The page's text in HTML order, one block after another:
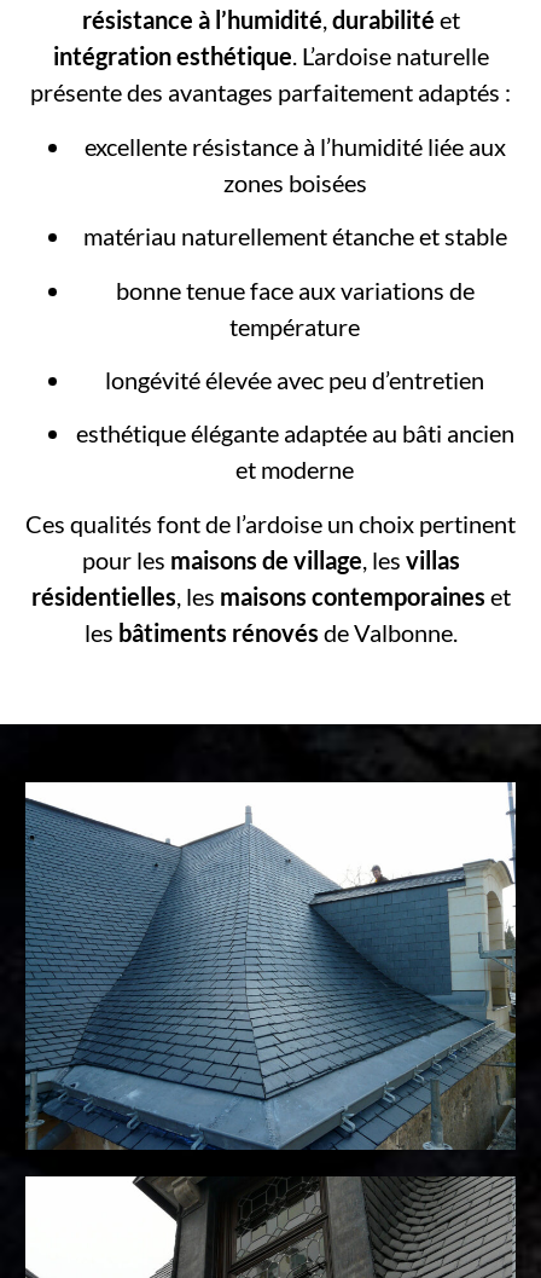
résistance à l’humidité,durabilité et
intégration esthétique. L’ardoise naturelle
présente des avantages parfaitement adaptés :
excellente résistance à l’humidité liée aux
zones boisées
matériau naturellement étanche et stable
bonne tenue face aux variations de
température
longévité élevée avec peu d’entretien
esthétique élégante adaptée au bâti ancien
et moderne
Ces qualités font de l’ardoise un choix pertinent
pour les maisons de village , les villas
résidentielles , les maisons contemporaines et
les bâtiments rénovés de Valbonne.